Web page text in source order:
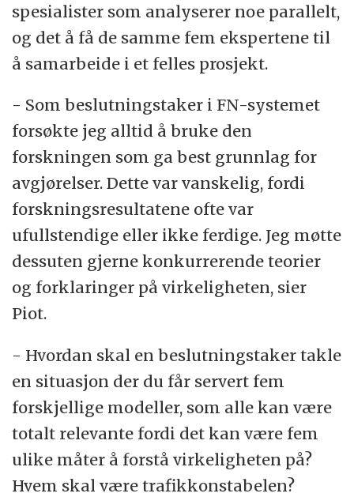
spesialister som analyserer noe parallelt,
og det å få de samme fem ekspertene til
å samarbeide i et felles prosjekt.
- Som beslutningstaker i FN-systemet
forsøkte jeg alltid å bruke den
forskningen som ga best grunnlag for
avgjørelser. Dette var vanskelig, fordi
forskningsresultatene ofte var
ufullstendige eller ikke ferdige. Jeg møtte
dessuten gjerne konkurrerende teorier
og forklaringer på virkeligheten, sier
Piot.
- Hvordan skal en beslutningstaker takle
en situasjon der du får servert fem
forskjellige modeller, som alle kan være
totalt relevante fordi det kan være fem
ulike måter å forstå virkeligheten på?
Hvem skal være trafikkonstabelen?